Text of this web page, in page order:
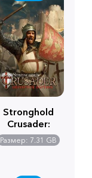
Stronghold
Crusader:
Definitive
Edition
Размер: 7.31 GB